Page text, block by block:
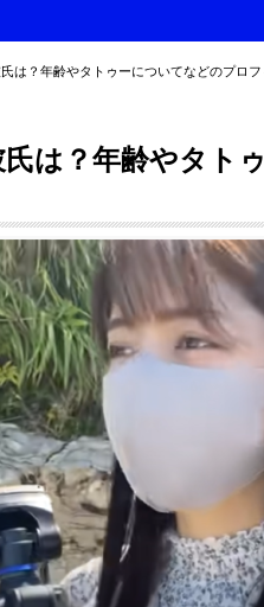
は？年齢やタトゥーについてなどのプロフ
は？年齢やタト